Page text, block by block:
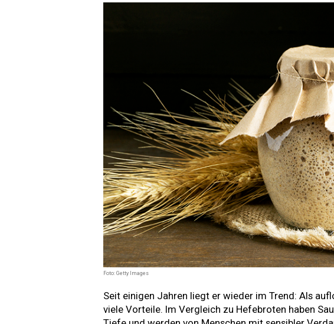
Foto: Getty Images
Seit einigen Jahren liegt er wieder im Trend: Als
viele Vorteile. Im Vergleich zu Hefebroten haben